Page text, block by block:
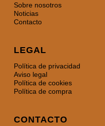
Sobre nosotros
Noticias
Contacto
LEGAL
Política de privacidad
Aviso legal
Política de cookies
Política de compra
CONTACTO